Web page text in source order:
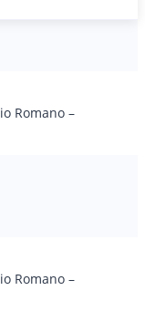
Romano –
Romano –